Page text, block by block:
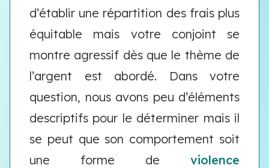
d’établir une répartition des frais plus
équitable mais votre conjoint se
montre agressif dès que le thème de
l’argent est abordé. Dans votre
question, nous avons peu d’éléments
descriptifs pour le déterminer mais il
se peut que son comportement soit
une forme de violence